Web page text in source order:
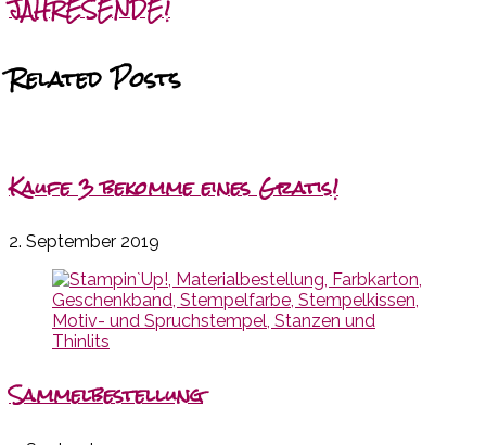
JAHRESENDE!
Related Posts
Kaufe 3 bekomme eines Gratis!
2. September 2019
Sammelbestellung